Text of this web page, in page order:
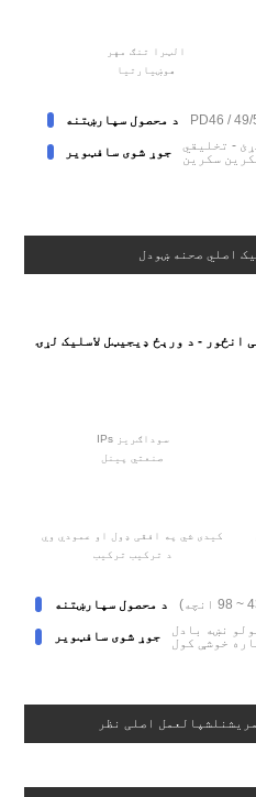
الټرا تنګ مهر
هوښیارتیا
د محصول سپارښتنه
جوړ شوی سافټویر
- تخلیقي
سکرین
اصلي صحنه ښودل
انځور - د ورېځ ډیجیټل لاسلیک لړۍ
IPs سوداګریز
صنعتي پینل
کیدی شي په افقی ډول او عمودي وي
د ترکیب ترکیب
د محصول سپارښتنه
جوړ شوی سافټویر
خوشې کول
اصلی نظر